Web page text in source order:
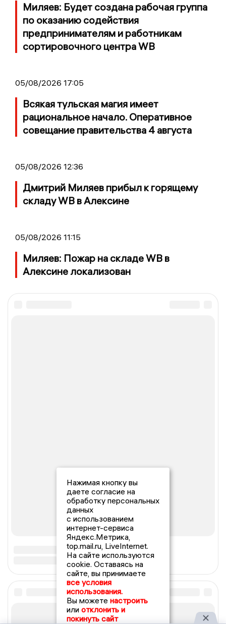
Миляев: Будет создана рабочая группа
по оказанию содействия
предпринимателям и работникам
сортировочного центра WB
05/08/2026 17:05
Всякая тульская магия имеет
рациональное начало. Оперативное
совещание правительства 4 августа
05/08/2026 12:36
Дмитрий Миляев прибыл к горящему
складу WB в Алексине
05/08/2026 11:15
Миляев: Пожар на складе WB в
Алексине локализован
Нажимая кнопку вы
даете согласие на
обработку персональных
данных
с использованием
интернет-сервиса
Яндекс.Метрика,
top.mail.ru, LiveInternet.
На сайте используются
cookie. Оставаясь на
сайте, вы принимаете
все условия
использования.
Вы можете настроить
или отклонить и
покинуть сайт